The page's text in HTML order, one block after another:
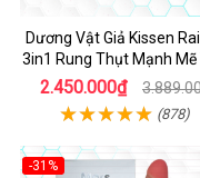
Dương Vật Giả Kissen
3in1 Rung Thụt Mạnh Mẽ
Hưởng
2.450.000₫
(878)
-31%